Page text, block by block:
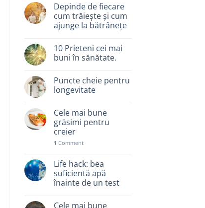
Depinde de fiecare
cum trăiește și cum
ajunge la bătrânețe
10 Prieteni cei mai
buni în sănătate.
Puncte cheie pentru
longevitate
Cele mai bune
grăsimi pentru
creier
1 Comment
Life hack: bea
suficientă apă
înainte de un test
Cele mai bune